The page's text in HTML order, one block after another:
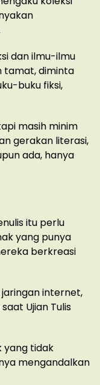
dan ilmu-ilmu
tamat, diminta
buku fiksi,
masih minim
gerakan literasi,
ada, hanya
itu perlu
yang punya
berkreasi
internet,
Ujian Tulis
yang tidak
mengandalkan